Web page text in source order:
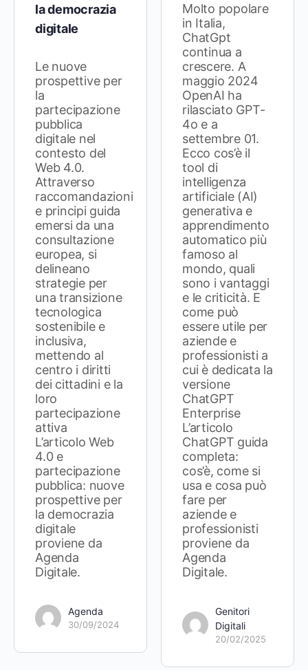
la democrazia
digitale
Le nuove
prospettive per
la
partecipazione
pubblica
digitale nel
contesto del
Web 4.0.
Attraverso
raccomandazioni
e principi guida
emersi da una
consultazione
europea, si
delineano
strategie per
una transizione
tecnologica
sostenibile e
inclusiva,
mettendo al
centro i diritti
dei cittadini e la
loro
partecipazione
attiva
L’articolo Web
4.0 e
partecipazione
pubblica: nuove
prospettive per
la democrazia
digitale
proviene da
Agenda
Digitale.
Agenda
30/09/2024
Molto popolare
in Italia,
ChatGpt
continua a
crescere. A
maggio 2024
OpenAI ha
rilasciato GPT-
4o e a
settembre 01.
Ecco cos’è il
tool di
intelligenza
artificiale (AI)
generativa e
apprendimento
automatico più
famoso al
mondo, quali
sono i vantaggi
e le criticità. E
come può
essere utile per
aziende e
professionisti a
cui è dedicata la
versione
ChatGPT
Enterprise
L’articolo
ChatGPT guida
completa:
cos’è, come si
usa e cosa può
fare per
aziende e
professionisti
proviene da
Agenda
Digitale.
Genitori
Digitali
20/02/2025